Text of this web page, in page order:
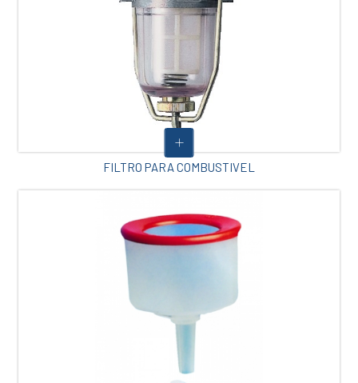
FILTRO PARA COMBUSTIVEL